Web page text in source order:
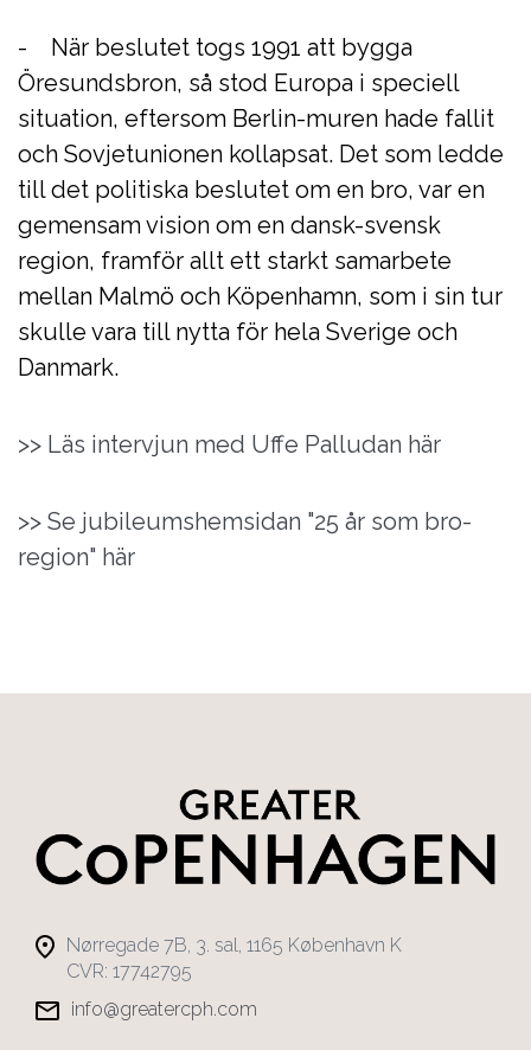
- När beslutet togs 1991 att bygga
Öresundsbron, så stod Europa i speciell
situation, eftersom Berlin-muren hade fallit
och Sovjetunionen kollapsat. Det som ledde
till det politiska beslutet om en bro, var en
gemensam vision om en dansk-svensk
region, framför allt ett starkt samarbete
mellan Malmö och Köpenhamn, som i sin tur
skulle vara till nytta för hela Sverige och
Danmark.
>> Läs intervjun med Uffe Palludan här
>> Se jubileumshemsidan "25 år som bro-
region" här
Nørregade 7B, 3. sal, 1165 København K
CVR: 17742795
info@greatercph.com